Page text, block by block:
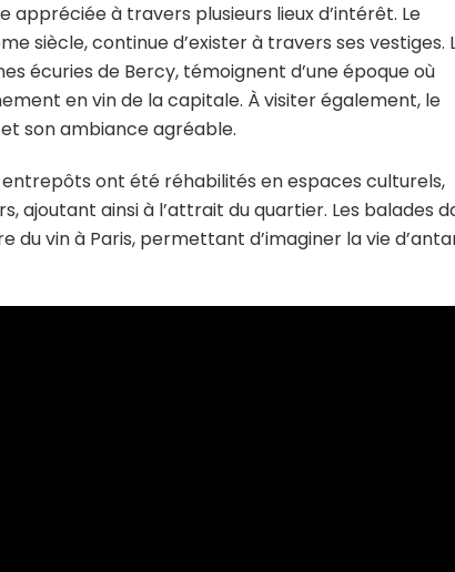
à travers plusieurs lieux d’intérêt. Le
siècle, continue d’exister à travers ses vestiges.
écuries de Bercy, témoignent d’une époque où
en vin de la capitale. À visiter également, le
son ambiance agréable.
entrepôts ont été réhabilités en espaces culturels,
ajoutant ainsi à l’attrait du quartier. Les balades
vin à Paris, permettant d’imaginer la vie